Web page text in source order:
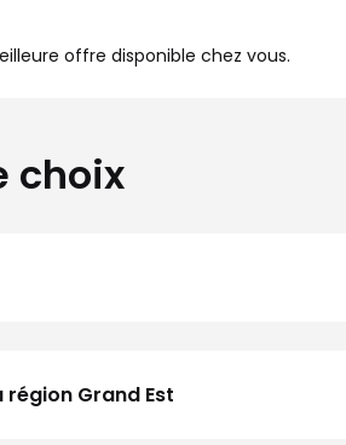
offre disponible chez vous.
choix
Grand Est